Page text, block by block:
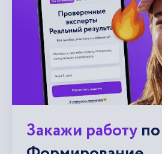
Закажи работу